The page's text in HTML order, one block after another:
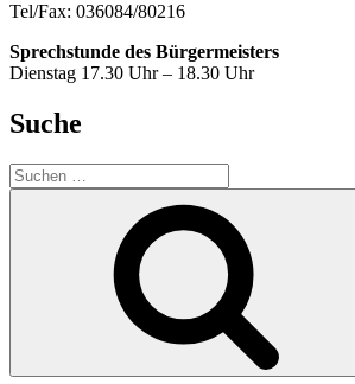
Tel/Fax: 036084/80216
Sprechstunde des Bürgermeisters
Dienstag 17.30 Uhr – 18.30 Uhr
Suche
Suche
nach: